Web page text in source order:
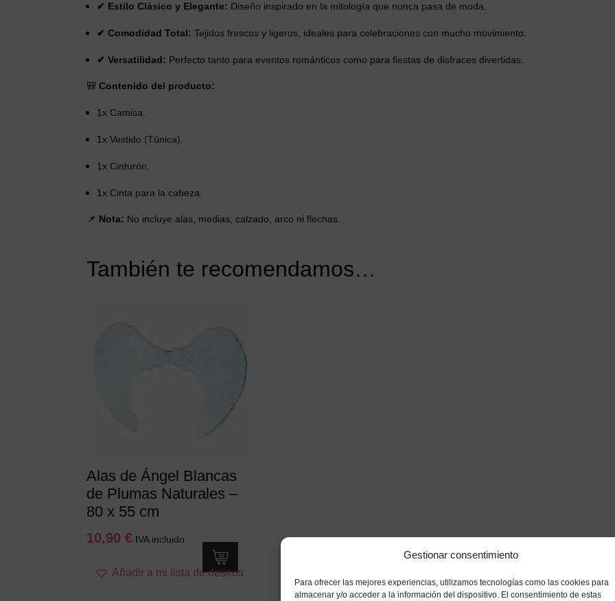
Gestionar consentimiento
Para ofrecer las mejores experiencias, utilizamos tecnologías como las cookies para
almacenar y/o acceder a la información del dispositivo. El consentimiento de estas
✔ Estilo Clásico y Elegante: Diseño inspirado en la mitología que nunca pasa de moda.
✔ Comodidad Total: Tejidos frescos y ligeros, ideales para celebraciones con mucho movimiento.
✔ Versatilidad: Perfecto tanto para eventos románticos como para fiestas de disfraces divertidas.
🎒 Contenido del producto:
1x Camisa.
1x Vestido (Túnica).
1x Cinturón.
1x Cinta para la cabeza.
📌 Nota: No incluye alas, medias, calzado, arco ni flechas.
También te recomendamos…
Alas de Ángel Blancas
de Plumas Naturales –
80 x 55 cm
10,90 € IVA incluido
Añadir a mi lista de deseos